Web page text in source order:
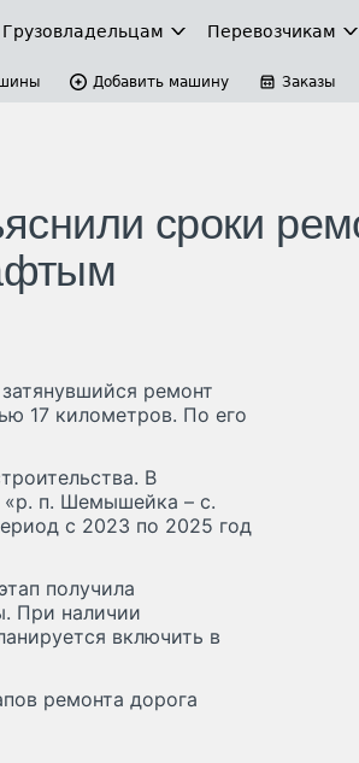
Грузовладельцам Перевозчикам
Добавить машину Заказы
сроки
ремонт
17 километров. По его
В
«р. п. Шемышейка – с.
с 2023 по 2025 год
получила
При наличии
включить в
ремонта дорога